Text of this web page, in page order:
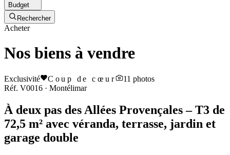
Budget
Rechercher
Acheter
Nos biens à vendre
Exclusivité Coup de cœur 11 photos
Réf. V0016 · Montélimar
À deux pas des Allées Provençales – T3 de
72,5 m² avec véranda, terrasse, jardin et
garage double